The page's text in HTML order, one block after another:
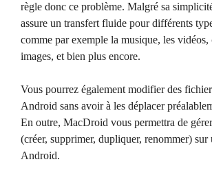
règle donc ce problème. Malgré sa
assure un transfert fluide pour différents
comme par exemple la musique, les vidéos,
images, et bien plus encore.
Vous pourrez également modifier des
Android sans avoir à les déplacer
En outre, MacDroid vous permettra de
(créer, supprimer, dupliquer, renommer) sur
Android.